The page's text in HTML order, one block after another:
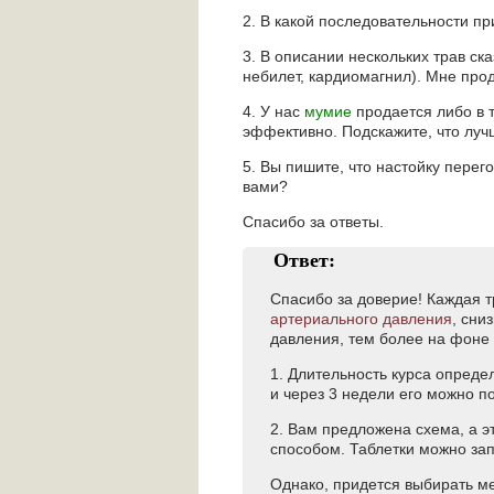
2. В какой последовательности
3. В описании нескольких трав
небилет, кардиомагнил). Мне
4. У нас мумие продается либо в
эффективно. Подскажите, что
5. Вы пишите, что настойку
вами?
Спасибо за ответы.
Ответ:
Спасибо за доверие! Каждая
артериального давления ,
давления, тем более на
1. Длительность курса
и через 3 недели его можно
2. Вам предложена схема, а
способом. Таблетки можно
Однако, придется выбирать